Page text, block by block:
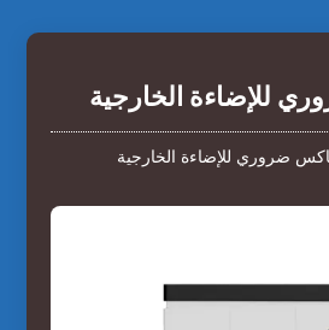
للإضاءة الخارجية
ضروري للإضاءة الخارجية